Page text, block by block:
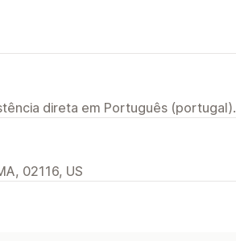
direta em Português (portugal).
02116, US